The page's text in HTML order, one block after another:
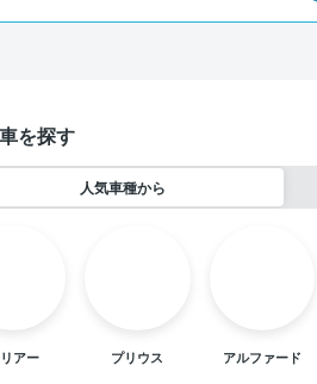
を探す
人気車種から
アー プリウス アルファード